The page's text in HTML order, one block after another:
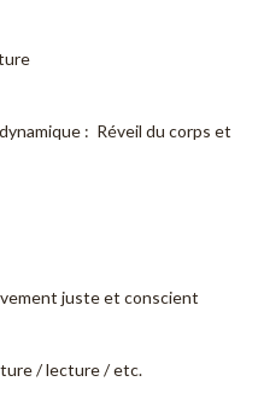
: Réveil du corps et
juste et conscient
/ lecture / etc.